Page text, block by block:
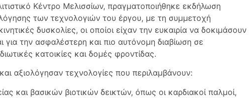
Κέντρο Μελισσίων, πραγματοποιήθηκε εκδήλωση
των τεχνολογιών του έργου, με τη συμμετοχή
δυσκολίες, οι οποίοι είχαν την ευκαιρία να δοκιμάσουν
για την ασφαλέστερη και πιο αυτόνομη διαβίωση σε
κατοικίες και δομές φροντίδας.
αξιολόγησαν τεχνολογίες που περιλαμβάνουν:
και βασικών βιοτικών δεικτών, όπως οι καρδιακοί παλμοί,